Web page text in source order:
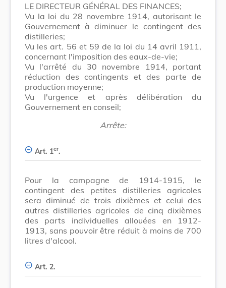
LE DIRECTEUR GÉNÉRAL DES FINANCES;
Vu la loi du 28 novembre 1914, autorisant le
Gouvernement à diminuer le contingent des
distilleries;
Vu les art. 56 et 59 de la loi du 14 avril 1911,
concernant l'imposition des eaux-de-vie;
Vu l'arrêté du 30 novembre 1914, portant
réduction des contingents et des parte de
production moyenne;
Vu l'urgence et après délibération du
Gouvernement en conseil;
Arrête:
Art. 1er.
Pour la campagne de 1914-1915, le
contingent des petites distilleries agricoles
sera diminué de trois dixièmes et celui des
autres distilleries agricoles de cinq dixièmes
des parts individuelles allouées en 1912-
1913, sans pouvoir être réduit à moins de 700
litres d'alcool.
Art. 2.